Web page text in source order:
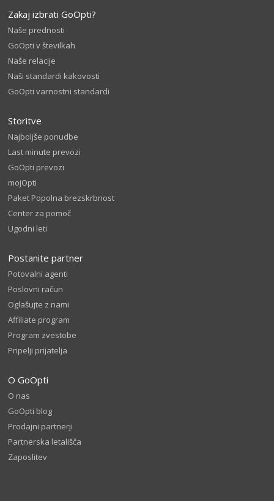
Zakaj izbrati GoOpti?
Naše prednosti
GoOpti v številkah
Naše relacije
Naši standardi kakovosti
GoOpti varnostni standardi
Storitve
Najboljše ponudbe
Last minute prevozi
GoOpti prevozi
mojOpti
Paket Popolna brezskrbnost
Center za pomoč
Ugodni leti
Postanite partner
Potovalni agenti
Poslovni račun
Oglašujte z nami
Affiliate program
Program zvestobe
Pripelji prijatelja
O GoOpti
O nas
GoOpti blog
Prodajni partnerji
Partnerska letališča
Zaposlitev